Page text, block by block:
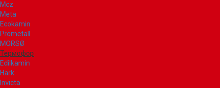
Mcz
Meta
Ecokamin
Prometall
MORSØ
Термофор
Edilkamin
Hark
Invicta